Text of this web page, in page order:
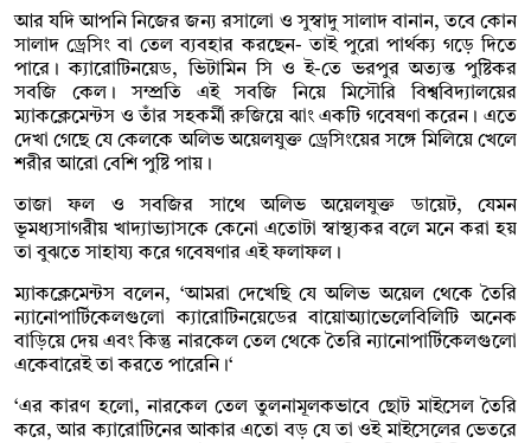
আর যদি আপনি নিজের জন্য রসালো ও সুস্বাদু সালাদ বানান, তবে কোন
সালাদ ড্রেসিং বা তেল ব্যবহার করছেন- তাই পুরো পার্থক্য গড়ে দিতে
পারে। ক্যারোটিনয়েড, ভিটামিন সি ও ই-তে ভরপুর অত্যন্ত পুষ্টিকর
সবজি কেল। সম্প্রতি এই সবজি নিয়ে মিসৌরি বিশ্ববিদ্যালয়ের
ম্যাকক্লেমেন্টস ও তাঁর সহকর্মী রুজিয়ে ঝাং একটি গবেষণা করেন। এতে
দেখা গেছে যে কেলকে অলিভ অয়েলযুক্ত ড্রেসিংয়ের সঙ্গে মিলিয়ে খেলে
শরীর আরো বেশি পুষ্টি পায়।
তাজা ফল ও সবজির সাথে অলিভ অয়েলযুক্ত ডায়েট, যেমন
ভূমধ্যসাগরীয় খাদ্যাভ্যাসকে কেনো এতোটা স্বাস্থ্যকর বলে মনে করা হয়
তা বুঝতে সাহায্য করে গবেষণার এই ফলাফল।
ম্যাকক্লেমেন্টস বলেন, ‘আমরা দেখেছি যে অলিভ অয়েল থেকে তৈরি
ন্যানোপার্টিকেলগুলো ক্যারোটিনয়েডের বায়োঅ্যাভেলেবিলিটি অনেক
বাড়িয়ে দেয় এবং কিন্তু নারকেল তেল থেকে তৈরি ন্যানোপার্টিকেলগুলো
একেবারেই তা করতে পারেনি।‘
‘এর কারণ হলো, নারকেল তেল তুলনামূলকভাবে ছোট মাইসেল তৈরি
করে, আর ক্যারোটিনের আকার এতো বড় যে তা ওই মাইসেলের ভেতরে